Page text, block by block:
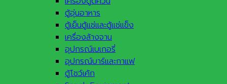
ตู้อุ่นอาหาร
ตู้เย็นตู้แช่และตู้แช่แข็ง
เครื่องล้างจาน
อุปกรณ์เบเกอรี่
อุปกรณ์บาร์และกาแฟ
ตู้โชว์เค้ก